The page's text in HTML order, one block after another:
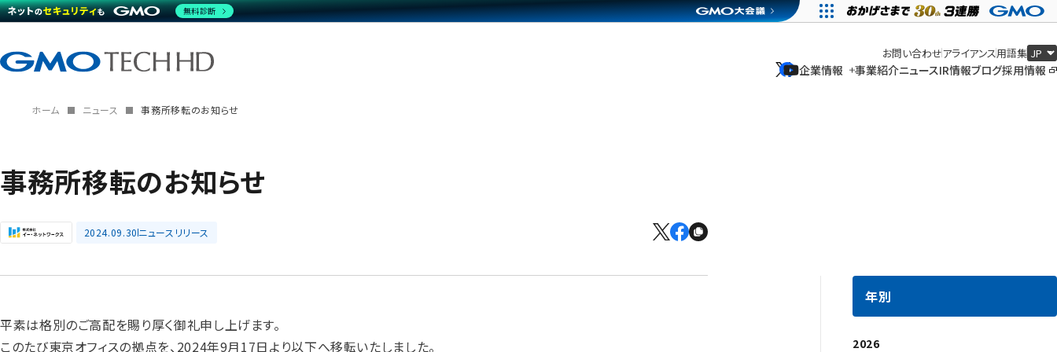
企業情報
企業情報
事業紹介ニュースIR情報ブログ採用情報
お問い合わせアライアンス用語集
ホーム ニュース 事務所移転のお知らせ
事務所移転のお知らせ
2024.09.30ニュースリリース
平素は格別のご高配を賜り厚く御礼申し上げます。
このたび東京オフィスの拠点を、2024年9月17日より以下へ移転いたしました。
年別
2026
無料診断